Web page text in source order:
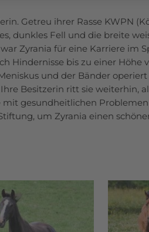
Getreu ihrer Rasse KWPN
dunkles Fell und die breite
Zyrania für eine Karriere im
Hindernisse bis zu einer Höhe
und der Bänder
Besitzerin ritt sie weiterhin,
mit gesundheitlichen
um Zyrania einen